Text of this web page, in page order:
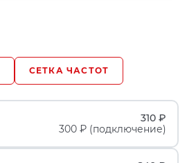
СЕТКА ЧАСТОТ
310 ₽
300 ₽ (подключение)